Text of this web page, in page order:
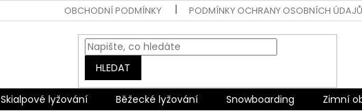
OBCHODNÍ PODMÍNKY PODMÍNKY OCHRANY OSOBNÍCH ÚDAJŮ
HLEDAT
Skialpové lyžování Běžecké lyžování Snowboarding Zimní